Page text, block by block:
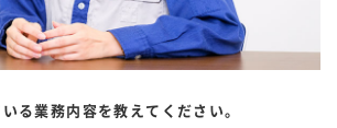
る業務内容を教えてください。